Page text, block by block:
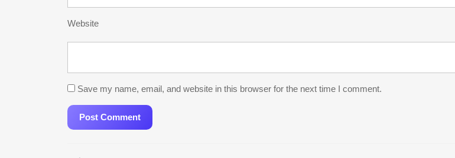
Website
Save my name, email, and website in this browser for the next time I comment.